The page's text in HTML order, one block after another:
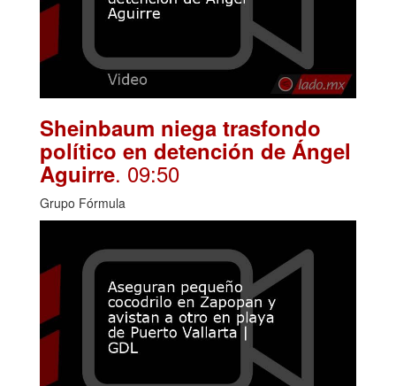
Sheinbaum niega trasfondo
político en detención de Ángel
Aguirre. 09:50
Grupo Fórmula